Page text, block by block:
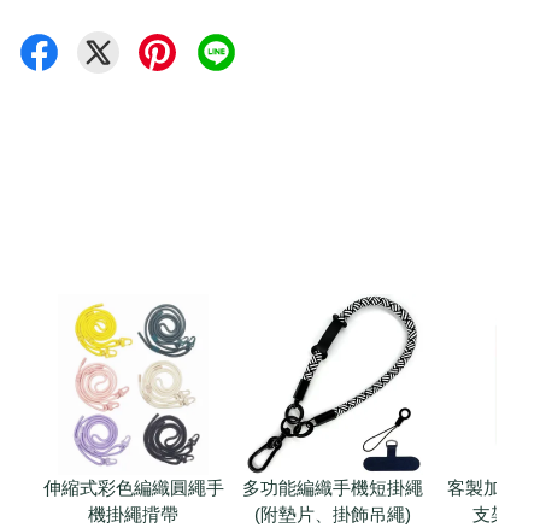
伸縮式彩色編織圓繩手
機掛繩揹帶
多功能編織手機短掛繩
(附墊片、掛飾吊繩)
客製加購
支架 腕